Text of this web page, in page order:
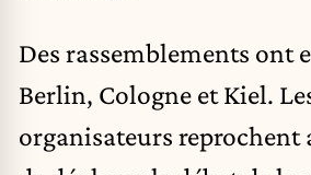
Des rassemblements ont
Berlin, Cologne et Kiel.
organisateurs reprochent